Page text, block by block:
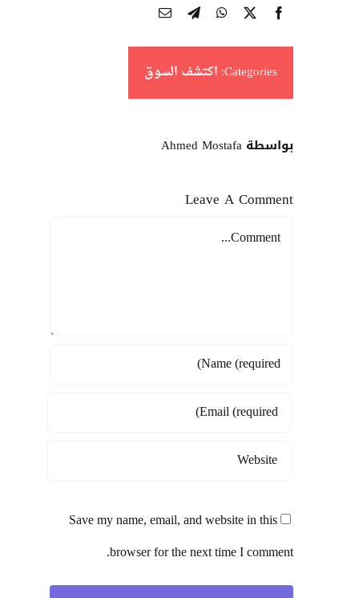
Categories: اكتشف السوق
بواسطة Ahmed Mostafa
Leave A Comment
Comment
Save my name, email, and website in this
browser for the next time I comment.